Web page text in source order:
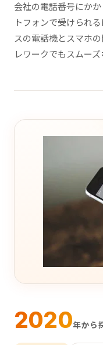
会社の電話番号にか
トフォンで受けられ
スの電話機とスマホ
レワークでもスムー
2020年から